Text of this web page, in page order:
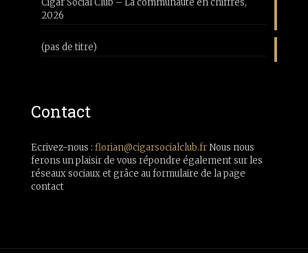
Cigar Social Club – La communauté en chiffres,
2026
(pas de titre)
Contact
Ecrivez-nous : florian@cigarsocialclub.frNous nous
ferons un plaisir de vous répondre également sur les
réseaux sociaux et grâce au formulaire de la page
contact